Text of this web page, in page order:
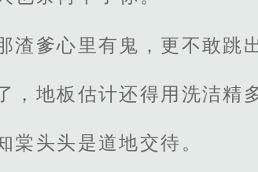
渣爹心里有鬼，更不敢跳
，地板估计还得用洗洁精
棠头头是道地交待。